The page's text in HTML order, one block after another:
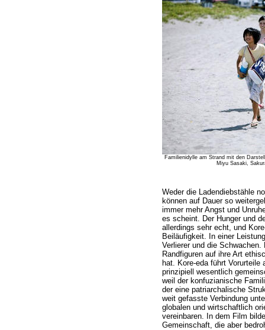
Familienidylle am Strand mit den
Miyu Sasaki,
Weder die Ladendiebstähle
können auf Dauer so
immer mehr Angst und
es scheint. Der Hunger und
allerdings sehr echt, und
Beiläufigkeit. In einer
Verlierer und die
Randfiguren auf ihre Art
hat. Kore-eda führt
prinzipiell wesentlich
weil der konfuzianische
der eine patriarchalische
weit gefasste Verbindung
globalen und wirtschaftlich
vereinbaren. In dem Film
Gemeinschaft, die aber